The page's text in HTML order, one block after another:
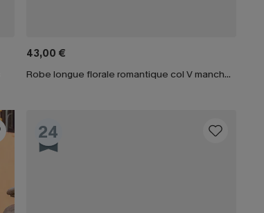
43,00 €
Robe longue florale romantique col V manches longues
24